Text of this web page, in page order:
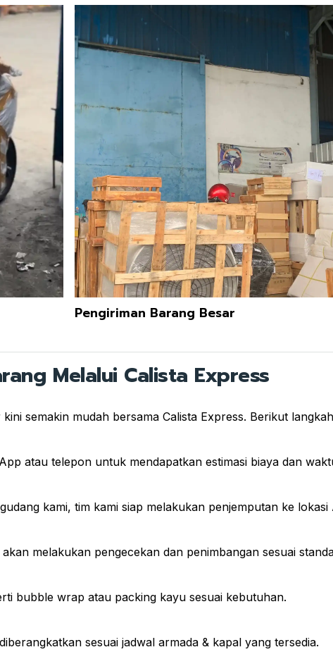
Pengiriman Barang Besar
Melalui Calista Express
semakin mudah bersama Calista Express. Berikut
atau telepon untuk mendapatkan estimasi biaya dan
kami, tim kami siap melakukan penjemputan ke lokasi
melakukan pengecekan dan penimbangan sesuai
bubble wrap atau packing kayu sesuai kebutuhan.
sesuai jadwal armada & kapal yang tersedia.